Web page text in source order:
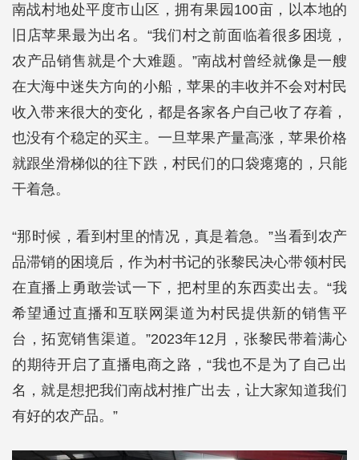
南战村地处平度市山区，拥有果园100亩，以本地的
旧店苹果最为出名。“我们村之前面临着很多困境，
农产品销售就是个大难题。”南战村曾经就像是一艘
在大海中迷失方向的小船，苹果的丰收并不会对村民
收入带来很大的变化，都是各家各户自己收了存着，
也没有个稳定的买主。一旦苹果产量高涨，苹果价格
就跟坐滑梯似的往下跌，村民们的口袋瘪瘪的，只能
干着急。
“那时候，看到村里的情况，真是着急。”当看到农产
品滞销的困境后，作为村书记的张黎民决心带领村民
在直播上勇敢尝试一下，把村里的东西卖出去。“我
希望通过直播和互联网渠道为村民提供新的销售平
台，拓宽销售渠道。”2023年12月，张黎民带着满心
的期待开启了直播电商之路，“我也不是为了自己出
名，就是想把我们南战村推广出去，让大家知道我们
有好的农产品。”